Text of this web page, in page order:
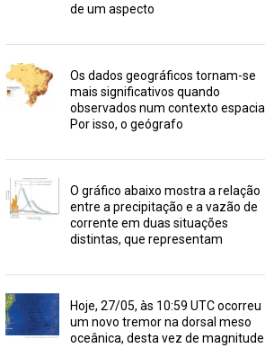
de um aspecto
Os dados geográficos tornam-se
mais significativos quando
observados num contexto espacial.
Por isso, o geógrafo
O gráfico abaixo mostra a relação
entre a precipitação e a vazão de
corrente em duas situações
distintas, que representam
Hoje, 27/05, às 10:59 UTC ocorreu
um novo tremor na dorsal meso
oceânica, desta vez de magnitude